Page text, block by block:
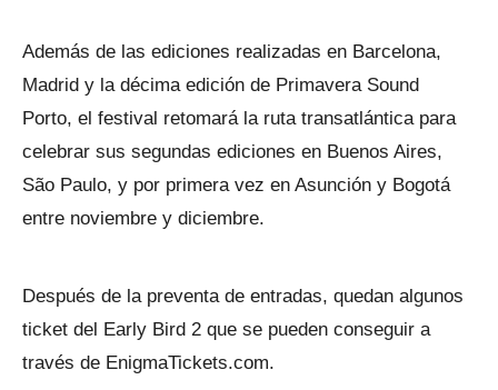
Además de las ediciones realizadas en Barcelona,
Madrid y la décima edición de Primavera Sound
Porto, el festival retomará la ruta transatlántica para
celebrar sus segundas ediciones en Buenos Aires,
São Paulo, y por primera vez en Asunción y Bogotá
entre noviembre y diciembre.
Después de la preventa de entradas, quedan algunos
ticket del Early Bird 2 que se pueden conseguir a
través de EnigmaTickets.com.